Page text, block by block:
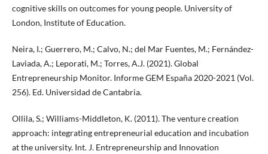
cognitive skills on outcomes for young people. University of
London, Institute of Education.
Neira, I.; Guerrero, M.; Calvo, N.; del Mar Fuentes, M.; Fernández-
Laviada, A.; Leporati, M.; Torres, A.J. (2021). Global
Entrepreneurship Monitor. Informe GEM España 2020-2021 (Vol.
256). Ed. Universidad de Cantabria.
Ollila, S.; Williams-Middleton, K. (2011). The venture creation
approach: integrating entrepreneurial education and incubation
at the university. Int. J. Entrepreneurship and Innovation